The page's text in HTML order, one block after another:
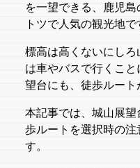
を一望できる、鹿児
トツで人気の観光地で
標高は高くないにし
は車やバスで行くこ
望台にも、徒歩ルート
本記事では、城山展
歩ルートを選択時の注
す。